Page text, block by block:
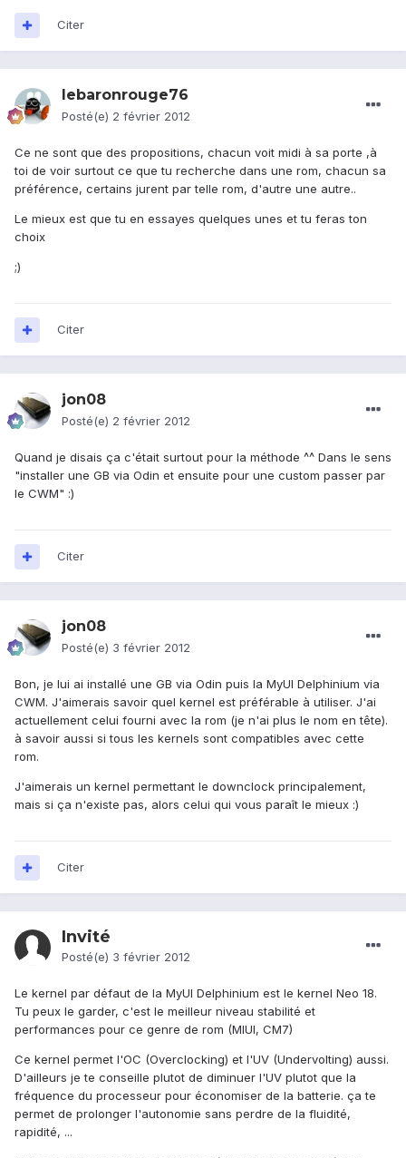
Citer
lebaronrouge76
Posté(e) 2 février 2012
Ce ne sont que des propositions, chacun voit midi à sa porte ,à
toi de voir surtout ce que tu recherche dans une rom, chacun sa
préférence, certains jurent par telle rom, d'autre une autre..
Le mieux est que tu en essayes quelques unes et tu feras ton
choix
;)
Citer
jon08
Posté(e) 2 février 2012
Quand je disais ça c'était surtout pour la méthode ^^ Dans le sens
"installer une GB via Odin et ensuite pour une custom passer par
le CWM" :)
Citer
jon08
Posté(e) 3 février 2012
Bon, je lui ai installé une GB via Odin puis la MyUI Delphinium via
CWM. J'aimerais savoir quel kernel est préférable à utiliser. J'ai
actuellement celui fourni avec la rom (je n'ai plus le nom en tête).
à savoir aussi si tous les kernels sont compatibles avec cette
rom.
J'aimerais un kernel permettant le downclock principalement,
mais si ça n'existe pas, alors celui qui vous paraît le mieux :)
Citer
Invité
Posté(e) 3 février 2012
Le kernel par défaut de la MyUI Delphinium est le kernel Neo 18.
Tu peux le garder, c'est le meilleur niveau stabilité et
performances pour ce genre de rom (MIUI, CM7)
Ce kernel permet l'OC (Overclocking) et l'UV (Undervolting) aussi.
D'ailleurs je te conseille plutot de diminuer l'UV plutot que la
fréquence du processeur pour économiser de la batterie. ça te
permet de prolonger l'autonomie sans perdre de la fluidité,
rapidité, ...